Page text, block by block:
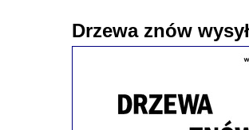
Drzewa znów